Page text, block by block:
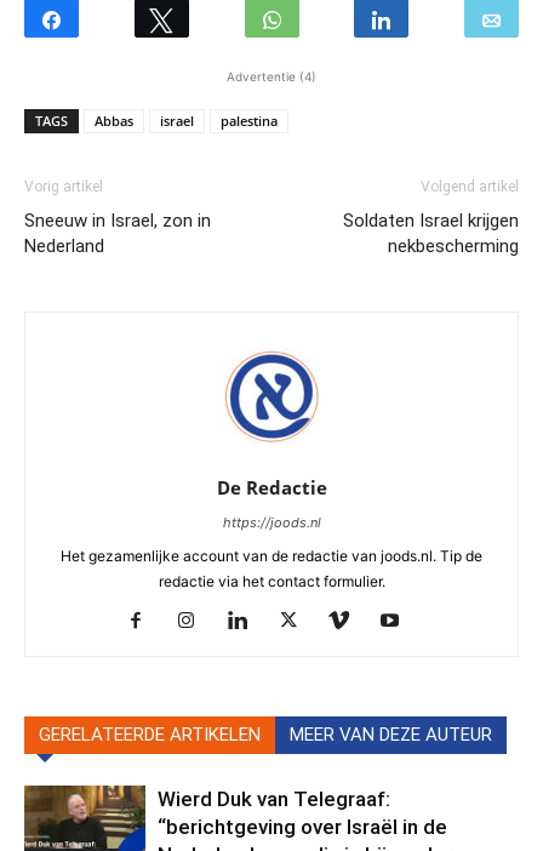
Advertentie (4)
TAGS Abbas israel palestina
Vorig artikel
Sneeuw in Israel, zon in
Nederland
Volgend artikel
Soldaten Israel krijgen
nekbescherming
De Redactie
https://joods.nl
Het gezamenlijke account van de redactie van joods.nl. Tip de
redactie via het contact formulier.
GERELATEERDE ARTIKELEN MEER VAN DEZE AUTEUR
Wierd Duk van Telegraaf:
“berichtgeving over Israël in de